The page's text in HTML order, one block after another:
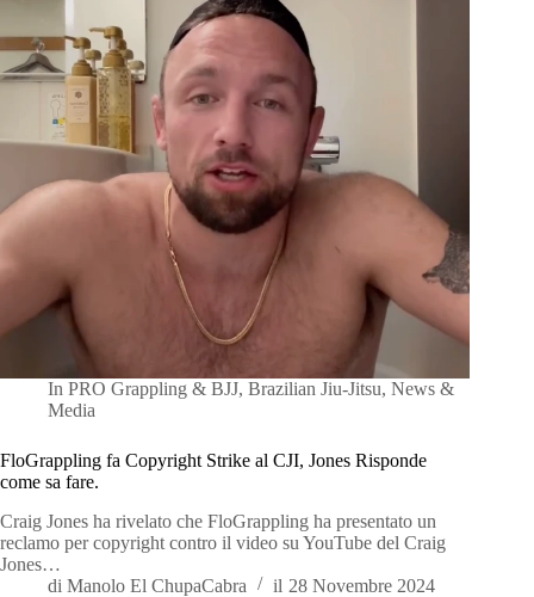
In PRO Grappling & BJJ,Brazilian Jiu-Jitsu,News &
Media
FloGrappling fa Copyright Strike al CJI, Jones Risponde
come sa fare.
Craig Jones ha rivelato che FloGrappling ha presentato un
reclamo per copyright contro il video su YouTube del Craig
Jones…
di Manolo El ChupaCabra il 28 Novembre 2024